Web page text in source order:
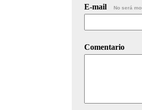
E-mail No será
Comentario